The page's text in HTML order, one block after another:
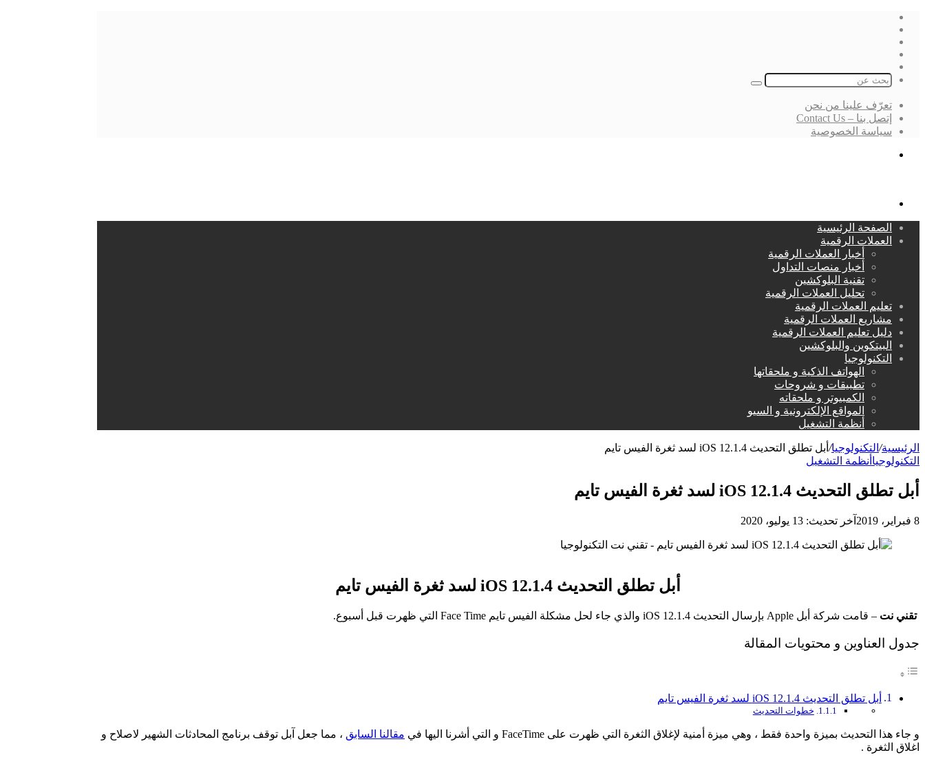
بحث
تعرّف علينا من نحن
إتصل بنا – Contact Us
سياسة الخصوصية
الصفحة الرئيسية
العملات الرقمية
أخبار العملات الرقمية
أخبار منصات التداول
تقنية البلوكشين
تحليل العملات الرقمية
تعليم العملات الرقمية
مشاريع العملات الرقمية
دليل تعليم العملات الرقمية
البيتكوين والبلوكشين
التكنولوجيا
الهواتف الذكية و ملحقاتها
تطبيقات و شروحات
الكمبيوتر و ملحقاته
المواقع الإلكترونية و السيو
أنظمة التشغيل
الرئيسية/ التكنولوجيا/ أبل تطلق التحديث iOS 12.1.4 لسد ثغرة الفيس تايم
التكنولوجيا أنظمة التشغيل
أبل تطلق التحديث iOS 12.1.4 لسد ثغرة الفيس تايم
8 فبراير، 2019 آخر تحديث: 13 يوليو، 2020
أبل تطلق التحديث iOS 12.1.4 لسد ثغرة الفيس تايم
تقني نت – قامت شركة أبل Apple بإرسال التحديث iOS 12.1.4 والذي جاء لحل مشكلة الفيس تايم Face Time التي ظهرت قبل أسبوع.
جدول العناوين و محتويات المقالة
أبل تطلق التحديث iOS 12.1.4 لسد ثغرة الفيس تايم
خطوات التحديث
و جاء هذا التحديث بميزة واحدة فقط ، وهي ميزة أمنية لإغلاق الثغرة التي ظهرت على FaceTime و التي أشرنا اليها في مقالنا السابق ، مما جعل آبل توقف برنامج المحادثات الشهير لاصلاح و
اغلاق الثغرة .